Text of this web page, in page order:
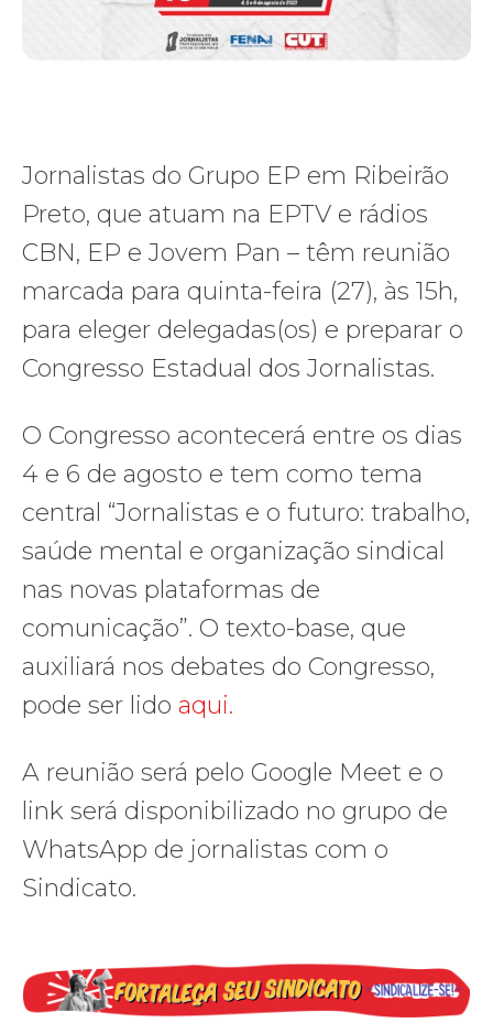
Jornalistas do Grupo EP em Ribeirão
Preto, que atuam na EPTV e rádios
CBN, EP e Jovem Pan – têm reunião
marcada para quinta-feira (27), às 15h,
para eleger delegadas(os) e preparar o
Congresso Estadual dos Jornalistas.
O Congresso acontecerá entre os dias
4 e 6 de agosto e tem como tema
central “Jornalistas e o futuro: trabalho,
saúde mental e organização sindical
nas novas plataformas de
comunicação”. O texto-base, que
auxiliará nos debates do Congresso,
pode ser lido aqui.
A reunião será pelo Google Meet e o
link será disponibilizado no grupo de
WhatsApp de jornalistas com o
Sindicato.